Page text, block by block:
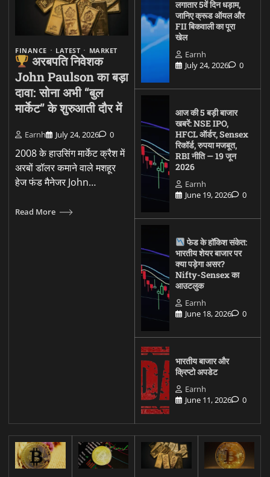
FINANCE LATEST MARKET
अरबपति निवेशक
John Paulson का बड़ा
दावा: सोना अभी “बुल
मार्केट” के शुरुआती दौर में
Earnh July 24, 2026 0
2008 के हाउसिंग मार्केट क्रैश में
अरबों डॉलर कमाने वाले मशहूर
हेज फंड मैनेजर John…
Read More
लगातार 5वें दिन धड़ाम,
जानिए क्रूड ऑयल और
FII बिकवाली का पूरा
खेल
Earnh
July 24, 2026
0
आज की 5 बड़ी बाजार
खबरें: NSE IPO,
HFCL ऑर्डर, Sensex
रिकॉर्ड, रुपया मजबूत,
RBI नीति — 19 जून
2026
Earnh
June 19, 2026
0
फेड के हॉकिश संकेत:
भारतीय शेयर बाजार पर
क्या पड़ेगा असर?
Nifty-Sensex का
आउटलुक
Earnh
June 18, 2026
0
भारतीय बाजार और
क्रिप्टो अपडेट
Earnh
June 11, 2026
0